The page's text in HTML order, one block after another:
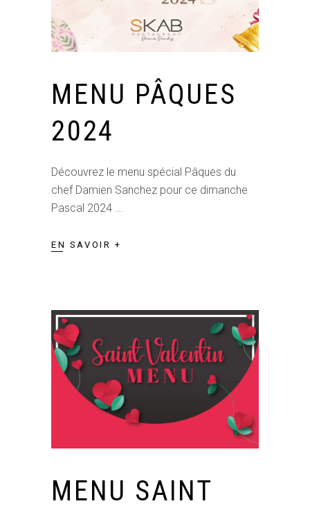
MENU PÂQUES
2024
Découvrez le menu spécial Pâques du
chef Damien Sanchez pour ce dimanche
Pascal 2024
EN SAVOIR +
MENU SAINT